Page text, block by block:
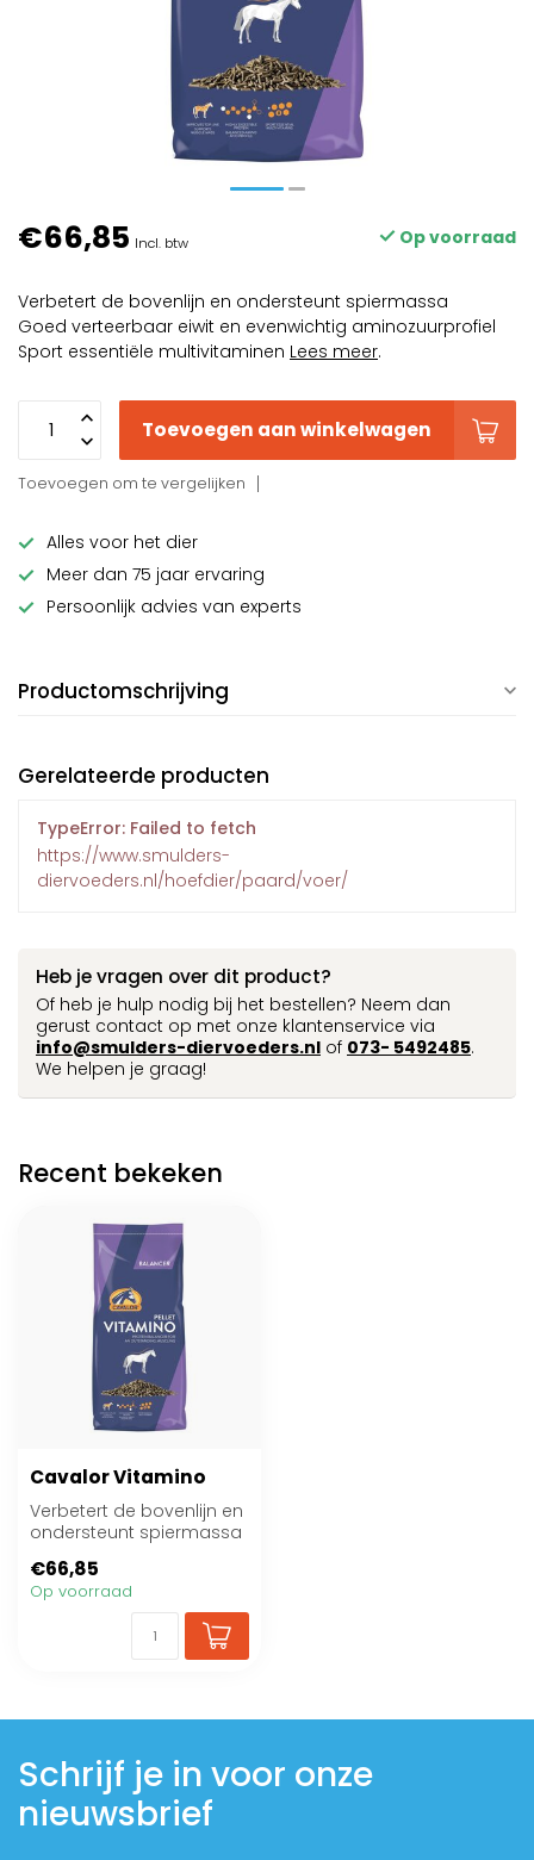
€66,85 Incl. btw Op voorraad
Verbetert de bovenlijn en ondersteunt spiermassa
Goed verteerbaar eiwit en evenwichtig aminozuurprofiel
Sport essentiële multivitaminen Lees meer.
Toevoegen aan winkelwagen
Toevoegen om te vergelijken
Alles voor het dier
Meer dan 75 jaar ervaring
Persoonlijk advies van experts
Productomschrijving
Gerelateerde producten
TypeError: Failed to fetch
https://www.smulders-
diervoeders.nl/hoefdier/paard/voer/
Heb je vragen over dit product?
Of heb je hulp nodig bij het bestellen? Neem dan
gerust contact op met onze klantenservice via
info@smulders-diervoeders.nl of 073- 5492485.
We helpen je graag!
Recent bekeken
Cavalor Vitamino
Verbetert de bovenlijn en
ondersteunt spiermassa
en even...
€66,85
Op voorraad
Schrijf je in voor onze
nieuwsbrief